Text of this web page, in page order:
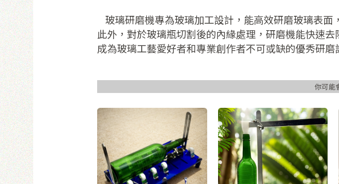
玻璃研磨機專為玻璃加工設計，能高效研磨玻璃表面
此外，對於玻璃瓶切割後的內緣處理，研磨機能快速
成為玻璃工藝愛好者和專業創作者不可或缺的優秀研磨
你可能